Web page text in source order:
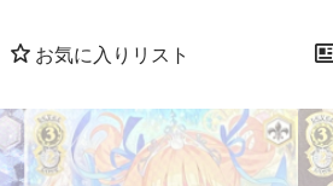
お気に入りリスト